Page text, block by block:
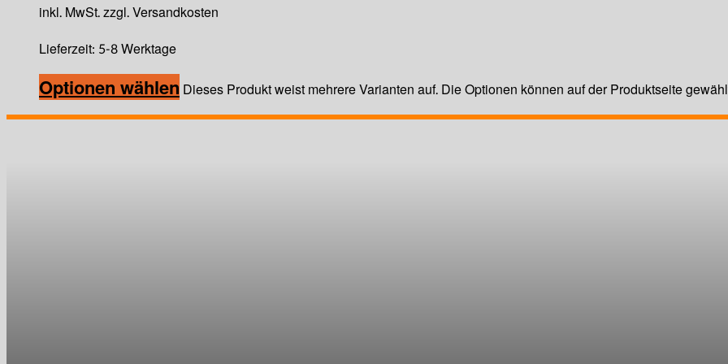
inkl. MwSt. zzgl. Versandkosten
Lieferzeit: 5-8 Werktage
Optionen wählen Dieses Produkt weist mehrere Varianten auf. Die Optionen können auf der Produktseite